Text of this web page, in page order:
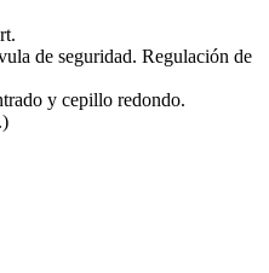
de seguridad. Regulación de
y cepillo redondo.